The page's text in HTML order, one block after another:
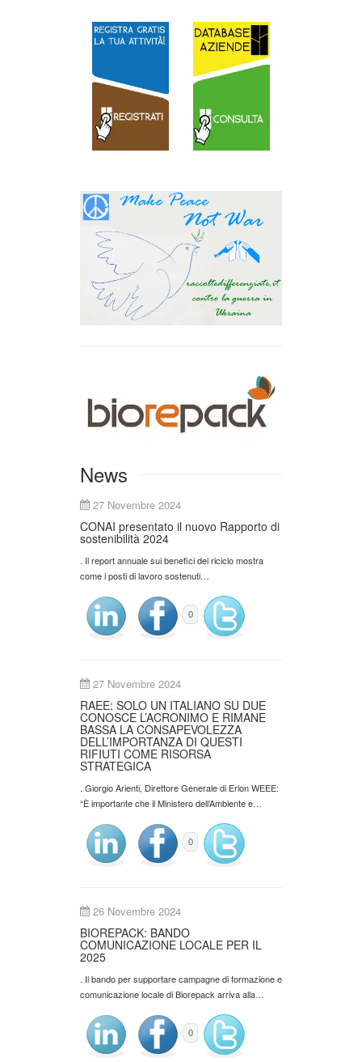
News
27 Novembre 2024
CONAI presentato il nuovo Rapporto di
sostenibilità 2024
. Il report annuale sui benefici del riciclo mostra
come i posti di lavoro sostenuti…
0
27 Novembre 2024
RAEE: SOLO UN ITALIANO SU DUE
CONOSCE L’ACRONIMO E RIMANE
BASSA LA CONSAPEVOLEZZA
DELL’IMPORTANZA DI QUESTI
RIFIUTI COME RISORSA
STRATEGICA
. Giorgio Arienti, Direttore Generale di Erion WEEE:
“È importante che il Ministero dell’Ambiente e…
0
26 Novembre 2024
BIOREPACK: BANDO
COMUNICAZIONE LOCALE PER IL
2025
. Il bando per supportare campagne di formazione e
comunicazione locale di Biorepack arriva alla…
0